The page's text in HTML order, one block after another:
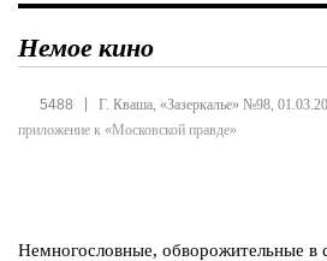
Немое кино
5488
Г. Кваша, «Зазеркалье» №98,
приложение к «Московской правде»
Немногословные, обворожительные